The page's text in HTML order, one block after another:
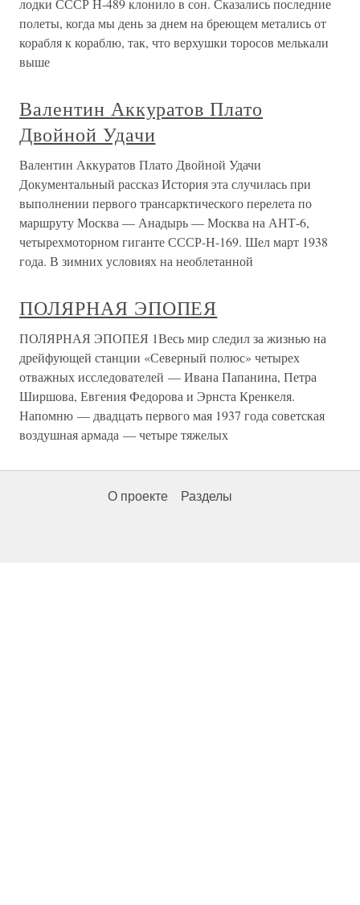
лодки СССР Н-489 клонило в сон. Сказались последние
полеты, когда мы день за днем на бреющем метались от
корабля к кораблю, так, что верхушки торосов мелькали
выше
Валентин Аккуратов Плато
Двойной Удачи
Валентин Аккуратов Плато Двойной Удачи
Документальный рассказ История эта случилась при
выполнении первого трансарктического перелета по
маршруту Москва — Анадырь — Москва на АНТ-6,
четырехмоторном гиганте СССР-Н-169. Шел март 1938
года. В зимних условиях на необлетанной
ПОЛЯРНАЯ ЭПОПЕЯ
ПОЛЯРНАЯ ЭПОПЕЯ 1Весь мир следил за жизнью на
дрейфующей станции «Северный полюс» четырех
отважных исследователей — Ивана Папанина, Петра
Ширшова, Евгения Федорова и Эрнста Кренкеля.
Напомню — двадцать первого мая 1937 года советская
воздушная армада — четыре тяжелых
О проекте Разделы